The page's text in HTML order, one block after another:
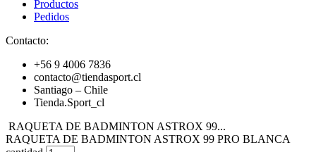
Productos
Pedidos
Contacto:
+56 9 4006 7836
contacto@tiendasport.cl
Santiago – Chile
Tienda.Sport_cl
RAQUETA DE BADMINTON ASTROX 99...
RAQUETA DE BADMINTON ASTROX 99 PRO BLANCA